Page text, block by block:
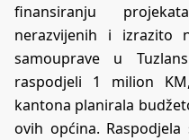
finansiranju
nerazvijenih i izrazito
samouprave u
raspodjeli 1 milion
kantona planirala
ovih općina.